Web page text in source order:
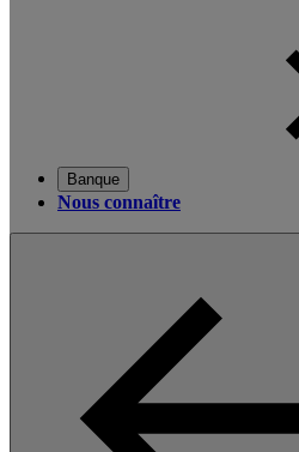
Banque
Nous connaître